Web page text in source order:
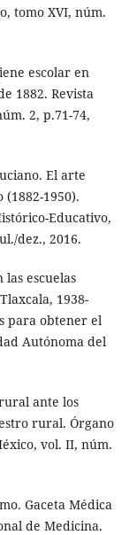
tomo XVI, núm.
escolar en
1882. Revista
2, p.71-74,
El arte
1950).
Educativo,
dez., 2016.
las escuelas
1938-
para obtener el
Autónoma del
ante los
rural. Órgano
vol. II, núm.
Gaceta Médica
de Medicina.